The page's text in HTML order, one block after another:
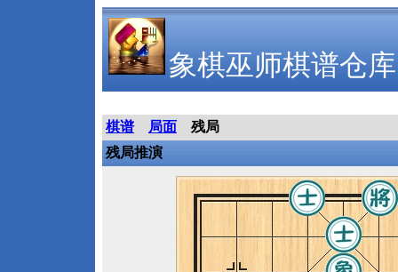
象棋巫师棋谱仓库
棋谱 局面
残局
残局推演